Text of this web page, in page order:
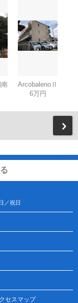
ArcobalenoⅡ
6万円
／祝日
セスマップ